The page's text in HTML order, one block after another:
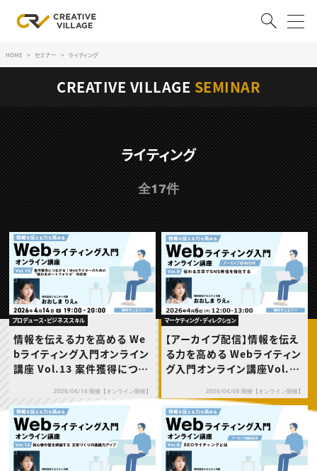
ログイン 会員登録
RECRUIT
クリエイター求人を探す
CREATIVE JOB求人検索
特集求人
採用説明会
転職支援サービス
CONTENTS
スキルアップしたい！
スキルアップしたい！ トップ
デザイン
プログラミング
動画配信・映像制作
編集・ライティング
マーケティング
ディレクション
業界解説・キャリア事情
お役立ち基礎知識
TOP Creator’s コラム
TOP Creator’s コラム トップ
Webクリエイター
アプリクリエイター
ゲームクリエイター
映像クリエイター
マーケッター
クリエイターインタビュー
C＆R Magazine
セミナー
ニュース・トレンド
ニュース・トレンド トップ
Web
映像
ゲーム・エンタメ
広告
出版
CREATIVE VILLAGEからのお知らせ
HOME セミナー ライティング
CREATIVE VILLAGE SEMINAR
ライティング
全17件
プロデュース・ビジネススキル
情報を伝える力を高める We
bライティング入門オンライン
講座 Vol.13 案件獲得につな
の“伝わるポートフォリオ”作
成術
2026/04/14 開催【オンライン開催】
マーケティング・ディレクション
【アーカイブ配信】情報を伝え
る力を高める Webライティン
グ入門オンライン講座Vol.9
化する〜2026/04/06 開催【オンライン開催】